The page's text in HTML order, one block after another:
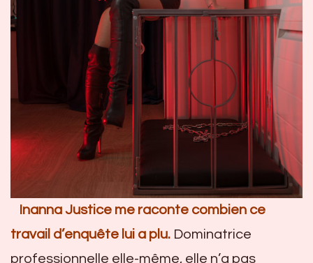
Inanna Justice me raconte combien ce
travail d’enquête lui a plu. Dominatrice
professionnelle elle-même, elle n’a pas